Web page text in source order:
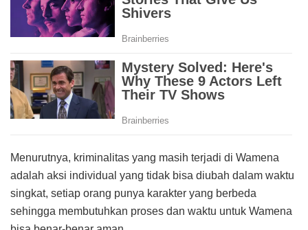
Menurutnya, kriminalitas yang masih terjadi di Wamena
adalah aksi individual yang tidak bisa diubah dalam waktu
singkat, setiap orang punya karakter yang berbeda
sehingga membutuhkan proses dan waktu untuk Wamena